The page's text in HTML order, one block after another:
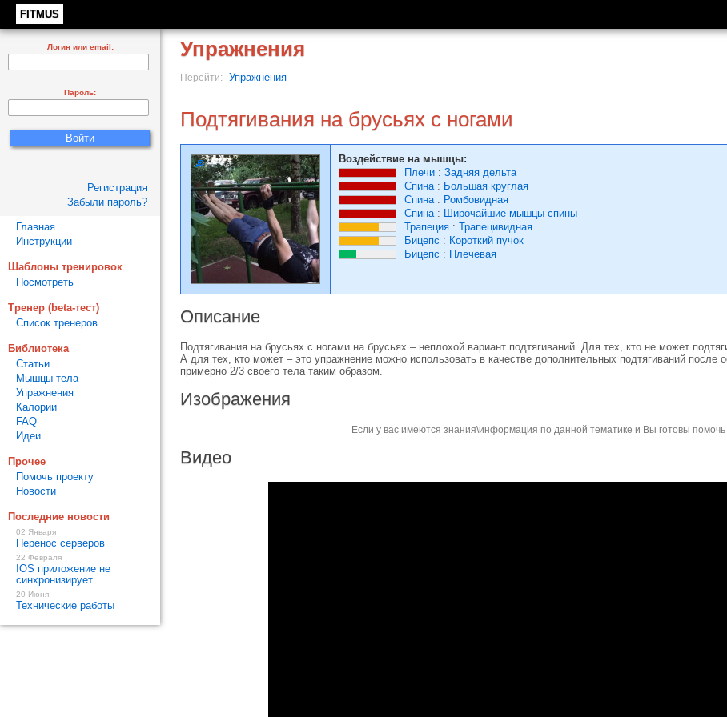
FITMUS
Упражнения
Перейти: Упражнения
Подтягивания на брусьях с ногами
Воздействие на мышцы:
Плечи : Задняя дельта
Спина: Большая круглая
Спина: Ромбовидная
Спина: Широчайшие мышцы спины
Трапеция : Трапецивидная
Бицепс : Короткий пучок
Бицепс : Плечевая
Описание
Подтягивания на брусьях с ногами на брусьях – неплохой вариант подтягиваний. Для тех, кто не может
А для тех, кто может – это упражнение можно использовать в качестве дополнительных подтягиваний
примерно 2/3 своего тела таким образом.
Изображения
Если у вас имеются знания\информация по данной тематике и Вы готовы помочь
Видео
Логин или email:
Пароль:
Регистрация
Забыли пароль?
Главная
Инструкции
Шаблоны тренировок
Посмотреть
Тренер (beta-тест)
Список тренеров
Библиотека
Статьи
Мышцы тела
Упражнения
Калории
FAQ
Идеи
Прочее
Помочь проекту
Новости
Последние новости
02 Января
Перенос серверов
22 Февраля
IOS приложение не
синхронизирует
20 Июня
Технические работы